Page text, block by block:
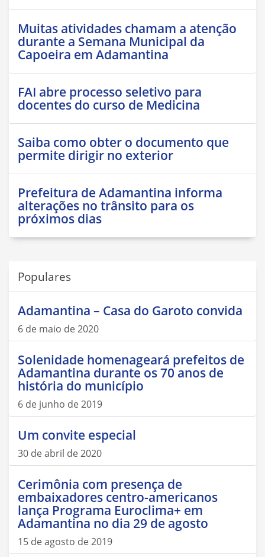
Muitas atividades chamam a atenção
durante a Semana Municipal da
Capoeira em Adamantina
FAI abre processo seletivo para
docentes do curso de Medicina
Saiba como obter o documento que
permite dirigir no exterior
Prefeitura de Adamantina informa
alterações no trânsito para os
próximos dias
Populares
Adamantina – Casa do Garoto convida
6 de maio de 2020
Solenidade homenageará prefeitos de
Adamantina durante os 70 anos de
história do município
6 de junho de 2019
Um convite especial
30 de abril de 2020
Cerimônia com presença de
embaixadores centro-americanos
lança Programa Euroclima+ em
Adamantina no dia 29 de agosto
15 de agosto de 2019